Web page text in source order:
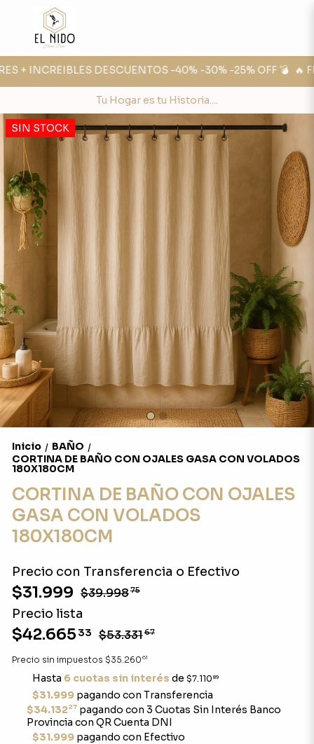
+ INCREIBLES DESCUENTOS -40% -30% -25% OFF 💣 🔥
Tu Hogar es tu Historia....
SIN STOCK
Inicio / BAÑO /
CORTINA DE BAÑO CON OJALES GASA CON VOLADOS
180X180CM
CORTINA DE BAÑO CON OJALES
GASA CON VOLADOS
180X180CM
Precio con Transferencia o Efectivo
$31.999 $39.99875
Precio lista
$42.665 33 $53.33167
Precio sin impuestos $35.260 61
Hasta 6 cuotas sin interés de $7.110 89
$31.999pagando con Transferencia
$34.13227 pagando con 3 Cuotas Sin Interés Banco
Provincia con QR Cuenta DNI
$31.999pagando con Efectivo